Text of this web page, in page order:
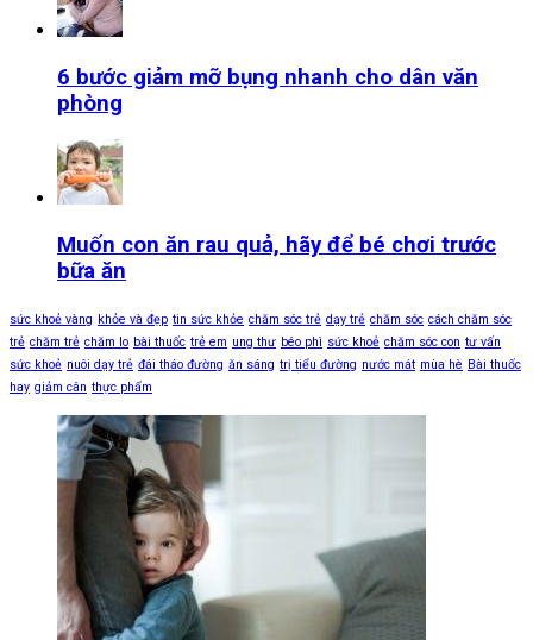
6 bước giảm mỡ bụng nhanh cho dân văn
phòng
Muốn con ăn rau quả, hãy để bé chơi trước
bữa ăn
sức khoẻ vàng khỏe và đẹp tin sức khỏe chăm sóc trẻ dạy trẻ chăm sóc cách chăm sóc
trẻ chăm trẻ chăm lo bài thuốc trẻ em ung thư béo phì sức khoẻ chăm sóc con tư vấn
sức khoẻ nuôi dạy trẻ đái tháo đường ăn sáng trị tiểu đường nước mát mùa hè Bài thuốc
hay giảm cân thực phẩm